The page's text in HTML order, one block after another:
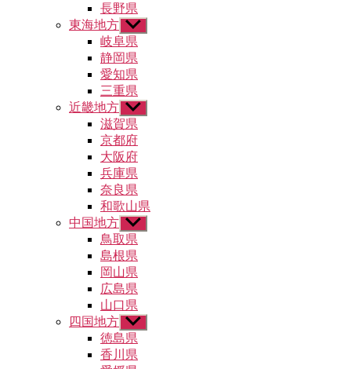
示
ュ
ー
を
表
長野県
東海地方 サ
ブ
メ
ニ
ュ
ー
を
表
示
岐阜県
静岡県
愛知県
三重県
近畿地方 サ
ブ
メ
ニ
ュ
ー
を
表
示
滋賀県
京都府
大阪府
兵庫県
奈良県
和歌山県
中国地方 サ
ブ
メ
ニ
ュ
ー
を
表
示
鳥取県
島根県
岡山県
広島県
山口県
四国地方 サ
ブ
メ
ニ
徳島県
香川県